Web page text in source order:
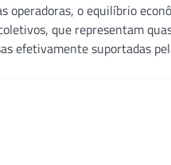
o equilíbrio
que representam
efetivamente suportadas